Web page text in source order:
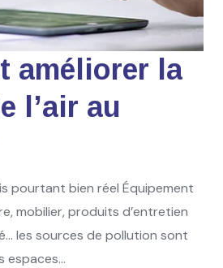
améliorer la
l’air au
pourtant bien réel Équipement
mobilier, produits d’entretien
les sources de pollution sont
espaces...